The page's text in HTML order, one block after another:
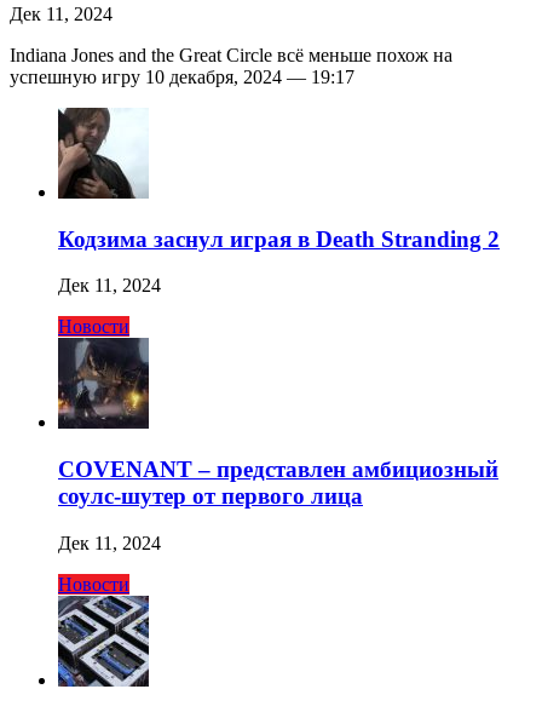
Дек 11, 2024
Indiana Jones and the Great Circle всё меньше похож на
успешную игру 10 декабря, 2024 — 19:17
Кодзима заснул играя в Death Stranding 2
Дек 11, 2024
Новости
COVENANT – представлен амбициозный
соулс-шутер от первого лица
Дек 11, 2024
Новости